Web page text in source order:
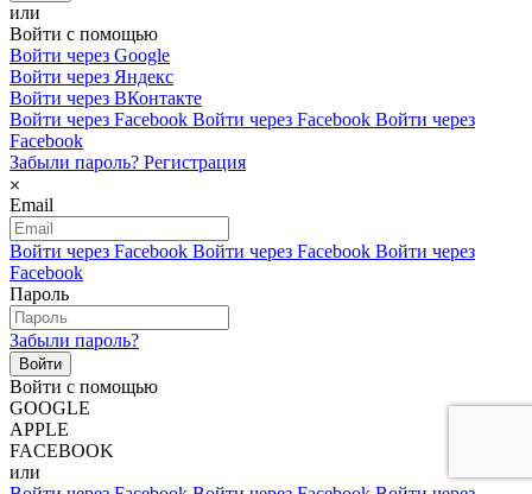
или
Войти с помощью
Войти через Google
Войти через Яндекс
Войти через ВКонтакте
Войти через Facebook Войти через Facebook Войти через
Facebook
Забыли пароль? Регистрация
Email
Войти через Facebook Войти через Facebook Войти через
Facebook
Пароль
Забыли пароль?
Войти с помощью
GOOGLE
APPLE
FACEBOOK
или